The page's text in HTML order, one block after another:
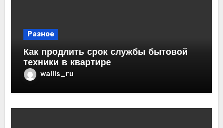
Разное
Как продлить срок службы бытовой
техники в квартире
wallls_ru